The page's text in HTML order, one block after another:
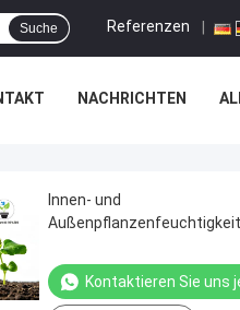
Referenzen
Suche
NACHRICHTEN
Innen- und
Kontaktieren Sie uns